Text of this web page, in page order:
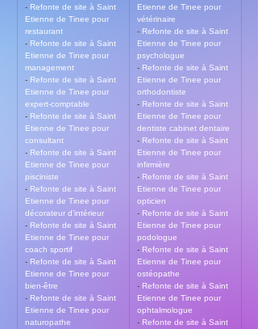
- Refonte de site à Saint
Etienne de Tinee pour
restaurant
- Refonte de site à Saint
Etienne de Tinee pour
management
- Refonte de site à Saint
Etienne de Tinee pour
expert-comptable
- Refonte de site à Saint
Etienne de Tinee pour
consultant
- Refonte de site à Saint
Etienne de Tinee pour
pisciniste
- Refonte de site à Saint
Etienne de Tinee pour
décorateur d’intérieur
- Refonte de site à Saint
Etienne de Tinee pour
coach sportif
- Refonte de site à Saint
Etienne de Tinee pour
bien-être
- Refonte de site à Saint
Etienne de Tinee pour
naturopathe
Etienne de Tinee pour
vétérinaire
- Refonte de site à Saint
Etienne de Tinee pour
psychologue
- Refonte de site à Saint
Etienne de Tinee pour
orthodontiste
- Refonte de site à Saint
Etienne de Tinee pour
dentiste cabinet dentaire
- Refonte de site à Saint
Etienne de Tinee pour
infirmière
- Refonte de site à Saint
Etienne de Tinee pour
opticien
- Refonte de site à Saint
Etienne de Tinee pour
podologue
- Refonte de site à Saint
Etienne de Tinee pour
ostéopathe
- Refonte de site à Saint
Etienne de Tinee pour
ophtalmologue
- Refonte de site à Saint